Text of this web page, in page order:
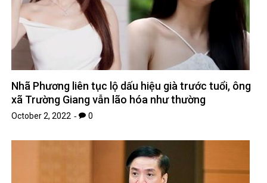
Nhã Phương liên tục lộ dấu hiệu già trước tuổi, ông
xã Trường Giang vẫn lão hóa như thường
October 2, 2022 0